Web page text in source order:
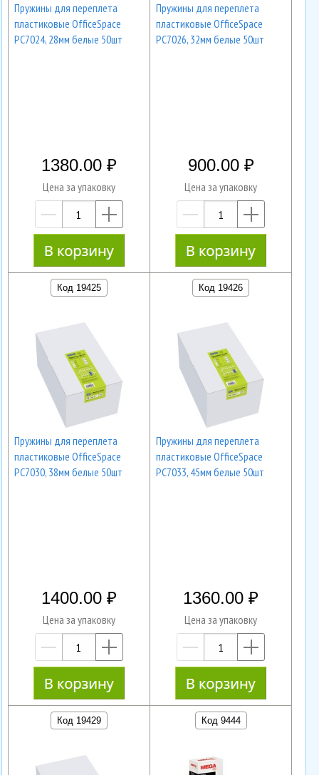
Пружины для переплета
пластиковые OfficeSpace
PC7024, 28мм белые 50шт
1380.00
Цена за упаковку
—
Пружины для переплета
пластиковые OfficeSpace
PC7026, 32мм белые 50шт
900.00
Цена за упаковку
—
Код 19425
Пружины для переплета
пластиковые OfficeSpace
PC7030, 38мм белые 50шт
1400.00
Цена за упаковку
—
Код 19426
Пружины для переплета
пластиковые OfficeSpace
PC7033, 45мм белые 50шт
1360.00
Цена за упаковку
—
Код 19429 Код 9444